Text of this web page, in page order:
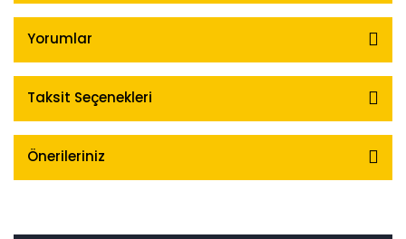
Yorumlar
Taksit Seçenekleri
Önerileriniz